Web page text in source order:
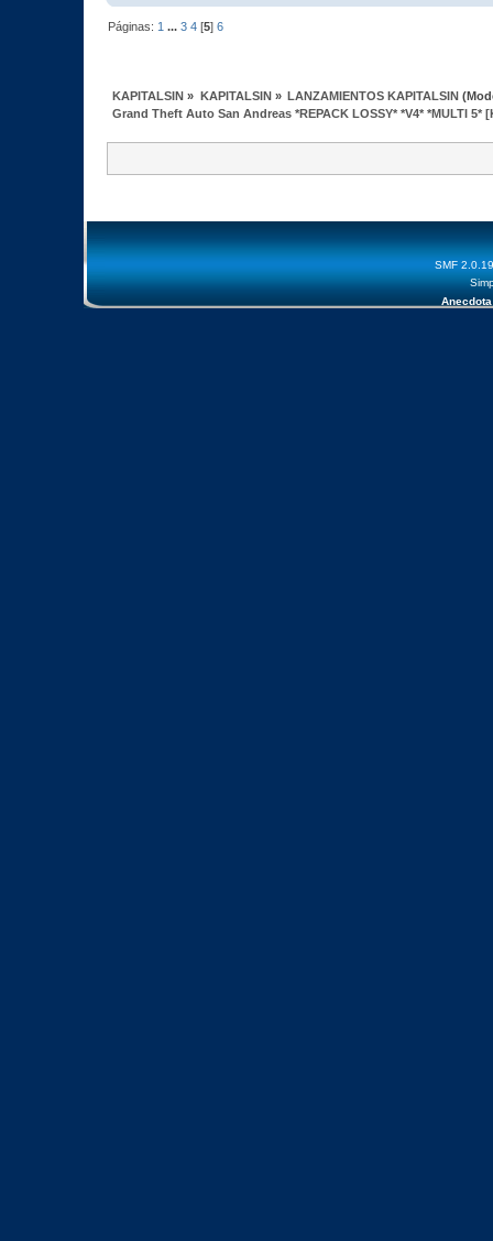
Páginas: 1 ...3 4 [5]6
KAPITALSIN » KAPITALSIN » LANZAMIENTOS KAPITALSIN
Grand Theft Auto San Andreas *REPACK LOSSY* *V4* *MULTI 5*
SMF 2.0.19
Anecdota